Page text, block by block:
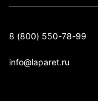
8 (800) 550-78-99
info@laparet.ru